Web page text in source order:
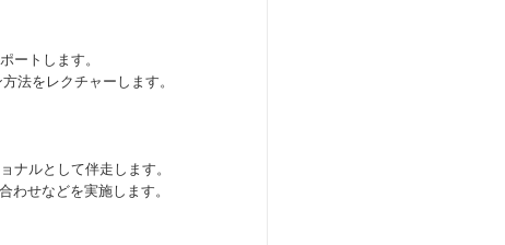
ートします。
法をレクチャーします。
ナルとして伴走します。
せなどを実施します。